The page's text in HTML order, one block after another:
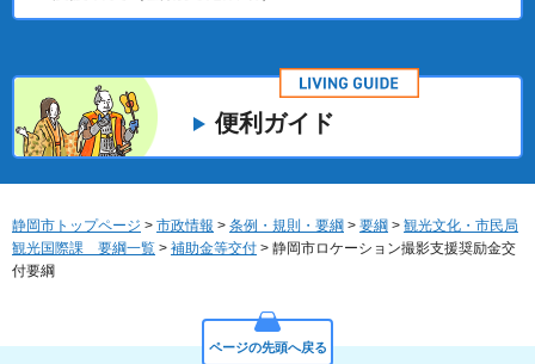
便利ガイド
静岡市トップページ > 市政情報 > 条例・規則・要綱 > 要綱 > 観光文化・市民局
観光国際課 要綱一覧 > 補助金等交付 > 静岡市ロケーション撮影支援奨励金交
付要綱
ページの先頭へ戻る